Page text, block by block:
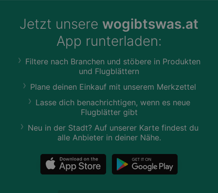
Jetzt unsere wogibtswas.at
App runterladen:
Filtere nach Branchen und stöbere in Produkten
und Flugblättern
Plane deinen Einkauf mit unserem Merkzettel
Lasse dich benachrichtigen, wenn es neue
Flugblätter gibt
Neu in der Stadt? Auf unserer Karte findest du
alle Anbieter in deiner Nähe.